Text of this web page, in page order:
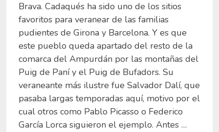
Brava. Cadaqués ha sido uno de los sitios
favoritos para veranear de las familias
pudientes de Girona y Barcelona. Y es que
este pueblo queda apartado del resto de la
comarca del Ampurdán por las montañas del
Puig de Paní y el Puig de Bufadors. Su
veraneante más ilustre fue Salvador Dalí, que
pasaba largas temporadas aquí, motivo por el
cual otros como Pablo Picasso o Federico
García Lorca siguieron el ejemplo. Antes …